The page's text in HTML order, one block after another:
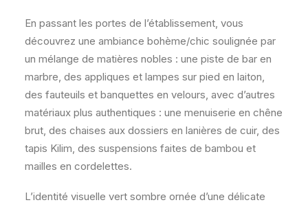
En passant les portes de l’établissement, vous
découvrez une ambiance bohème/chic soulignée par
un mélange de matières nobles : une piste de bar en
marbre, des appliques et lampes sur pied en laiton,
des fauteuils et banquettes en velours, avec d’autres
matériaux plus authentiques : une menuiserie en chêne
brut, des chaises aux dossiers en lanières de cuir, des
tapis Kilim, des suspensions faites de bambou et
mailles en cordelettes.
L’identité visuelle vert sombre ornée d’une délicate